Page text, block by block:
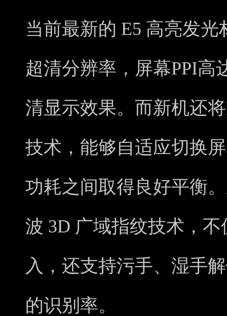
当前最新的 E5 高亮发
超清分辨率，屏幕PPI高
清显示效果。而新机还
技术，能够自适应切换
功耗之间取得良好平衡
波 3D 广域指纹技术，
入，还支持污手、湿手
的识别率。